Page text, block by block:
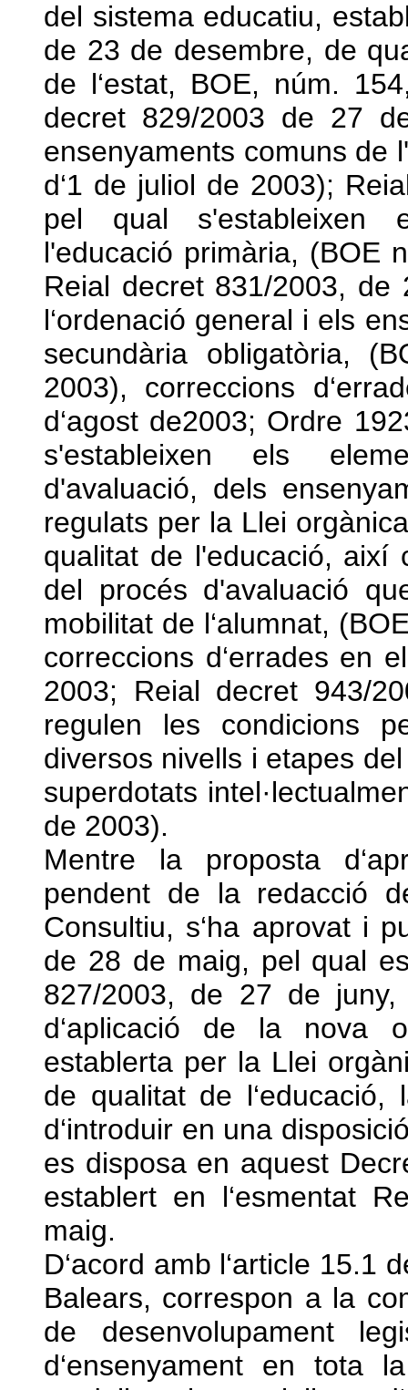
del sistema educatiu,
de 23 de desembre, de
de l‘estat, BOE, núm.
decret 829/2003 de 27
ensenyaments comuns de
d‘1 de juliol de 2003);
pel qual s'estableixen
l'educació primària, (BOE
Reial decret 831/2003, de
l‘ordenació general i els
secundària obligatòria,
2003), correccions
d‘agost de2003; Ordre
s'estableixen els
d'avaluació, dels
regulats per la Llei
qualitat de l'educació, així
del procés d'avaluació
mobilitat de l‘alumnat,
correccions d‘errades en
2003; Reial decret 943/
regulen les condicions
diversos nivells i etapes
superdotats
de 2003).
Mentre la proposta
pendent de la redacció
Consultiu, s‘ha aprovat i
de 28 de maig, pel qual
827/2003, de 27 de juny,
d‘aplicació de la nova
establerta per la Llei
de qualitat de
d‘introduir en una
es disposa en aquest
establert en l‘esmentat
maig.
D‘acord amb l‘article 15.1
Balears, correspon a la
de desenvolupament
d‘ensenyament en tota